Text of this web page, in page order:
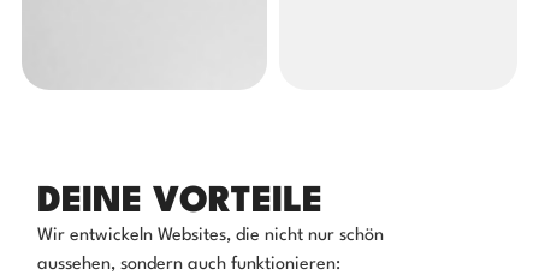
DEINE VORTEILE
Wir entwickeln Websites, die nicht nur schön
aussehen, sondern auch funktionieren: